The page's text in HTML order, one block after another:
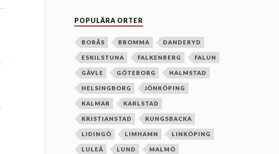
k
s
n
POPULÄRA ORTER
BORÅS BROMMA DANDERYD
ESKILSTUNA FALKENBERG FALUN
GÄVLE GÖTEBORG HALMSTAD
HELSINGBORG JÖNKÖPING
KALMAR KARLSTAD
KRISTIANSTAD KUNGSBACKA
LIDINGÖ LIMHAMN LINKÖPING
LULEÅ LUND MALMÖ